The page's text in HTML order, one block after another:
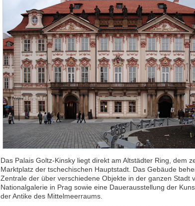
Das Palais Goltz-Kinsky liegt direkt am Altstädter Ring, dem
Marktplatz der tschechischen Hauptstadt. Das Gebäude
Zentrale der über verschiedene Objekte in der ganzen Stadt
Nationalgalerie in Prag sowie eine Dauerausstellung der
der Antike des Mittelmeerraums.